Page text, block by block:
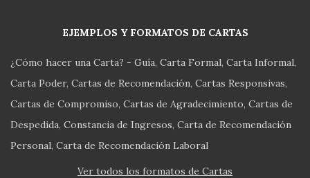
EJEMPLOS Y FORMATOS DE CARTAS
¿Cómo hacer una Carta? - Guía Carta Formal Carta Informal
Carta Poder Cartas de Recomendación Cartas Responsivas
Cartas de Compromiso Cartas de Agradecimiento Cartas de
Despedida Constancia de Ingresos Carta de Recomendación
Personal Carta de Recomendación Laboral
Ver todos los formatos de Cartas